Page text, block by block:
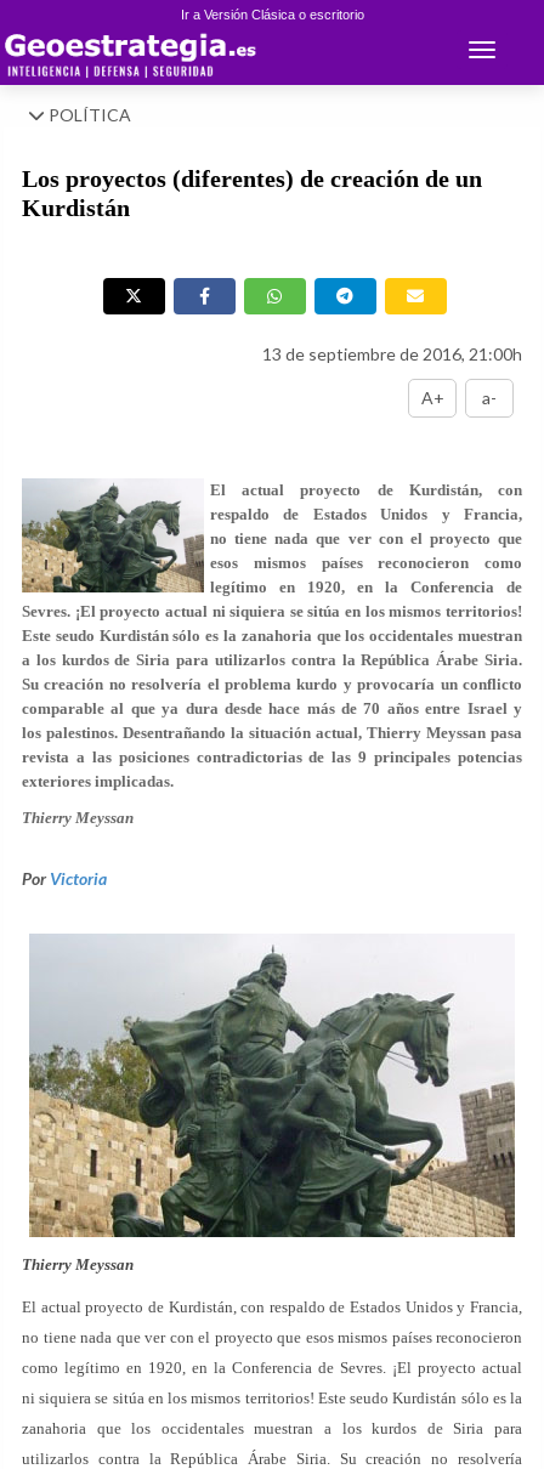
Ir a Versión Clásica o escritorio
Toggle
POLÍTICA
Los proyectos (diferentes) de creación de un
Kurdistán
13 de septiembre de 2016, 21:00h
A+ a-
El actual proyecto de Kurdistán, con
respaldo de Estados Unidos y Francia,
no tiene nada que ver con el proyecto que
esos mismos países reconocieron como
legítimo en 1920, en la Conferencia de
Sevres. ¡El proyecto actual ni siquiera se sitúa en los mismos territorios!
Este seudo Kurdistán sólo es la zanahoria que los occidentales muestran
a los kurdos de Siria para utilizarlos contra la República Árabe Siria.
Su creación no resolvería el problema kurdo y provocaría un conflicto
comparable al que ya dura desde hace más de 70 años entre Israel y
los palestinos. Desentrañando la situación actual, Thierry Meyssan pasa
revista a las posiciones contradictorias de las 9 principales potencias
exteriores implicadas.
Thierry Meyssan
PorVictoria
Thierry Meyssan
El actual proyecto de Kurdistán, con respaldo de Estados Unidos y Francia,
no tiene nada que ver con el proyecto que esos mismos países reconocieron
como legítimo en 1920, en la Conferencia de Sevres. ¡El proyecto actual
ni siquiera se sitúa en los mismos territorios! Este seudo Kurdistán sólo es la
zanahoria que los occidentales muestran a los kurdos de Siria para
utilizarlos contra la República Árabe Siria. Su creación no resolvería